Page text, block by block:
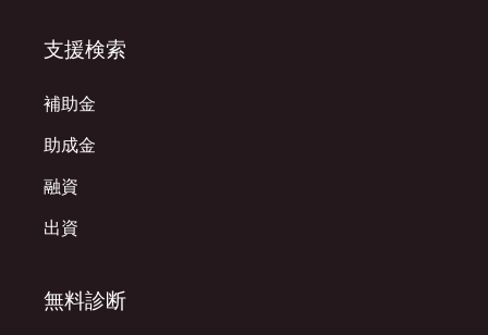
支援検索
補助金
助成金
融資
出資
無料診断